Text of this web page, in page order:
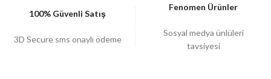
100% Güvenli Satış
3D Secure sms onaylı ödeme
Fenomen Ürünler
Sosyal medya ünlüleri
tavsiyesi